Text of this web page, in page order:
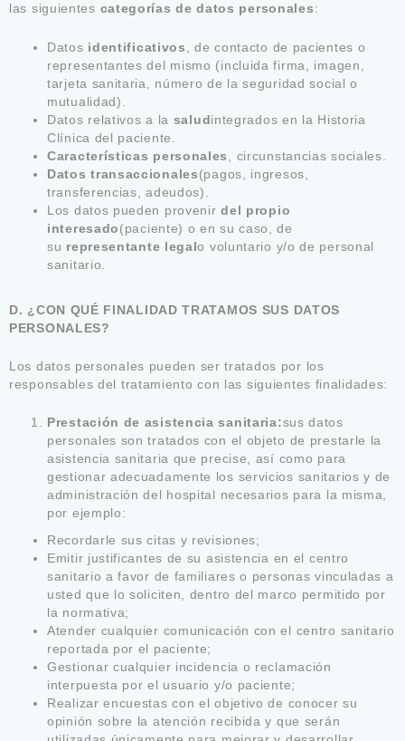
las siguientes categorías de datos personales:
Datos identificativos
, de contacto de pacientes o
representantes del mismo (incluida firma, imagen,
tarjeta sanitaria, número de la seguridad social o
mutualidad).
Datos relativos a la saludintegrados en la Historia
Clínica del paciente.
Características personales
, circunstancias sociales.
Datos transaccionales(pagos, ingresos,
transferencias, adeudos).
Los datos pueden provenirdel propio
interesado(paciente) o en su caso, de
su representante legalo voluntario y/o de personal
sanitario.
D. ¿CON QUÉ FINALIDAD TRATAMOS SUS DATOS
PERSONALES?
Los datos personales pueden ser tratados por los
responsables del tratamiento con las siguientes finalidades:
Prestación de asistencia sanitaria:sus datos
personales son tratados con el objeto de prestarle la
asistencia sanitaria que precise, así como para
gestionar adecuadamente los servicios sanitarios y de
administración del hospital necesarios para la misma,
por ejemplo:
Recordarle sus citas y revisiones;
Emitir justificantes de su asistencia en el centro
sanitario a favor de familiares o personas vinculadas a
usted que lo soliciten, dentro del marco permitido por
la normativa;
Atender cualquier comunicación con el centro sanitario
reportada por el paciente;
Gestionar cualquier incidencia o reclamación
interpuesta por el usuario y/o paciente;
Realizar encuestas con el objetivo de conocer su
opinión sobre la atención recibida y que serán